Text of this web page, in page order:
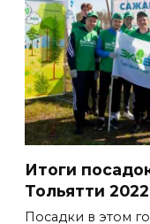
Итоги
Тольятти 2022
Посадки в этом